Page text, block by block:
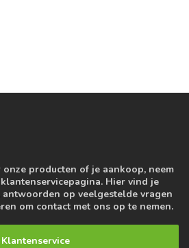
producten of je aankoop, neem
Hier vind je
op veelgestelde vragen
om contact met ons op te nemen.
Klantenservice